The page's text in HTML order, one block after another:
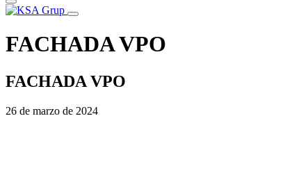
Toggle
navigation
FACHADA VPO
FACHADA VPO
26 de marzo de 2024